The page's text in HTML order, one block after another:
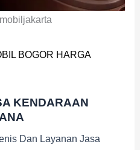
BOGOR HARGA
KENDARAAN
Dan Layanan Jasa